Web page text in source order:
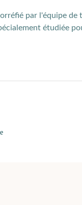
par l'équipe
étudiée